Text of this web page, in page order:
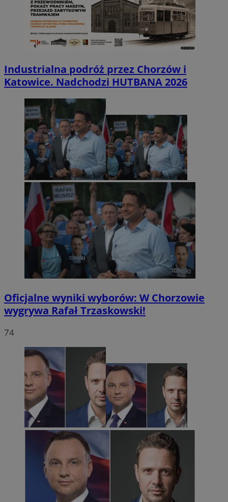
Industrialna podróż przez Chorzów i
Katowice. Nadchodzi HUTBANA 2026
Oficjalne wyniki wyborów: W Chorzowie
wygrywa Rafał Trzaskowski!
74